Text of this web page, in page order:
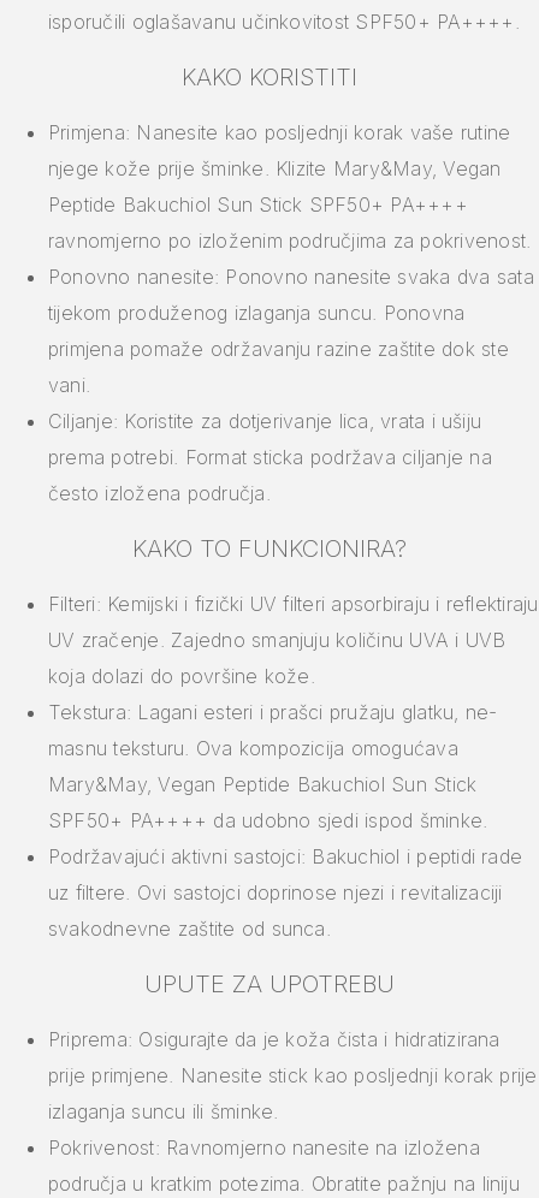
isporučili oglašavanu učinkovitost SPF50+ PA++++.
KAKO KORISTITI
Primjena: Nanesite kao posljednji korak vaše rutine
njege kože prije šminke. Klizite Mary&May, Vegan
Peptide Bakuchiol Sun Stick SPF50+ PA++++
ravnomjerno po izloženim područjima za pokrivenost.
Ponovno nanesite: Ponovno nanesite svaka dva sata
tijekom produženog izlaganja suncu. Ponovna
primjena pomaže održavanju razine zaštite dok ste
vani.
Ciljanje: Koristite za dotjerivanje lica, vrata i ušiju
prema potrebi. Format sticka podržava ciljanje na
često izložena područja.
KAKO TO FUNKCIONIRA?
Filteri: Kemijski i fizički UV filteri apsorbiraju i reflektiraju
UV zračenje. Zajedno smanjuju količinu UVA i UVB
koja dolazi do površine kože.
Tekstura: Lagani esteri i prašci pružaju glatku, ne-
masnu teksturu. Ova kompozicija omogućava
Mary&May, Vegan Peptide Bakuchiol Sun Stick
SPF50+ PA++++ da udobno sjedi ispod šminke.
Podržavajući aktivni sastojci: Bakuchiol i peptidi rade
uz filtere. Ovi sastojci doprinose njezi i revitalizaciji
svakodnevne zaštite od sunca.
UPUTE ZA UPOTREBU
Priprema: Osigurajte da je koža čista i hidratizirana
prije primjene. Nanesite stick kao posljednji korak prije
izlaganja suncu ili šminke.
Pokrivenost: Ravnomjerno nanesite na izložena
područja u kratkim potezima. Obratite pažnju na liniju